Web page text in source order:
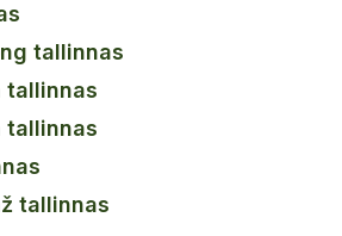
tallinnas
tallinnas
tallinnas
tallinnas